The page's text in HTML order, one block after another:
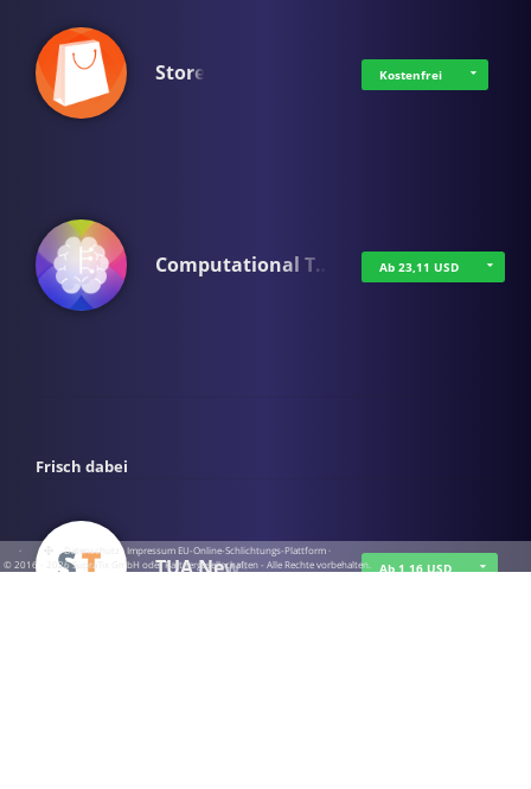
Store Kostenfrei
Computational T… Ab 23,11 USD
Frisch dabei
TUA News Ab 1,16 USD
· · ·Datenschutz ·Impressum EU-Online-Schlichtungs-Plattform·
© 2016 - 2026 SupraTix GmbH oder Partnergesellschaften - Alle Rechte vorbehalten.